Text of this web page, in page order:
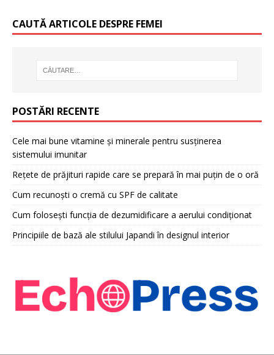
CAUTĂ ARTICOLE DESPRE FEMEI
POSTĂRI RECENTE
Cele mai bune vitamine și minerale pentru susținerea
sistemului imunitar
Rețete de prăjituri rapide care se prepară în mai puțin de o oră
Cum recunoști o cremă cu SPF de calitate
Cum folosești funcția de dezumidificare a aerului condiționat
Principiile de bază ale stilului Japandi în designul interior